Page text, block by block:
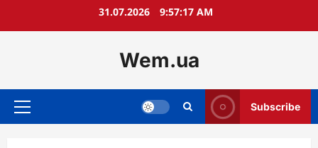
31.07.2026 9:57:19 AM
Wem.ua
Primary
Subscribe